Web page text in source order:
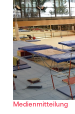
Medienmitteilung